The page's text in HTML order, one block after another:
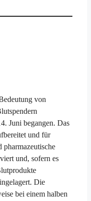
von
Juni begangen. Das
und für
pharmazeutische
und, sofern es
Die
bei einem halben